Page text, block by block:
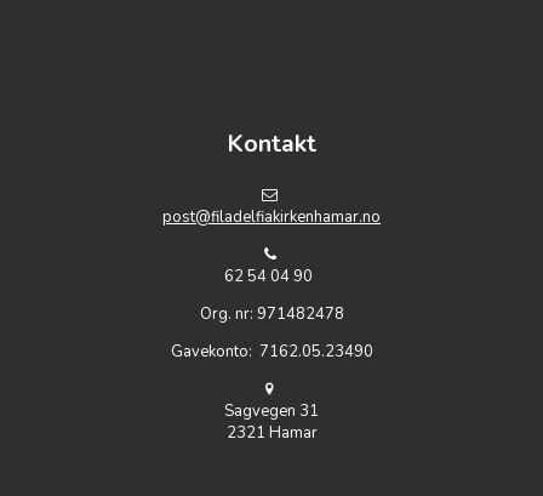
Kontakt
post@filadelfiakirkenhamar.no
62 54 04 90
Org. nr: 971482478
Gavekonto: 7162.05.23490
Sagvegen 31
2321 Hamar